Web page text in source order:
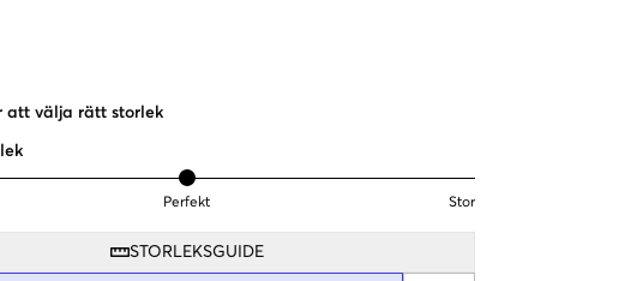
att välja rätt storlek
Perfekt Stor
STORLEKSGUIDE